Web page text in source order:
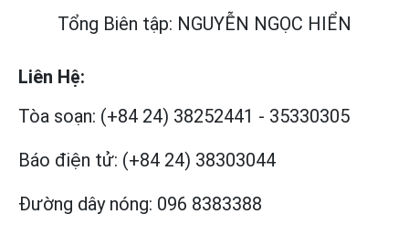
Tổng Biên tập: NGUYỄN NGỌC HIỂN
Liên Hệ:
Tòa soạn: (+84 24) 38252441 - 35330305
Báo điện tử: (+84 24) 38303044
Đường dây nóng: 096 8383388